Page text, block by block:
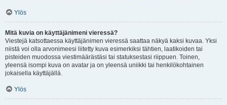
Ylös
Mitä kuvia on käyttäjänimeni vieressä?
Viestejä katsottaessa käyttäjänimen vieressä saattaa näkyä kaksi kuvaa. Yksi
niistä voi olla arvonimeesi liitetty kuva esimerkiksi tähtien, laatikoiden tai
pisteiden muodossa viestimäärästäsi tai statuksestasi riippuen. Toinen,
yleensä isompi kuva on avatar ja on yleensä uniikki tai henkilökohtainen
jokaisella käyttäjällä.
Ylös